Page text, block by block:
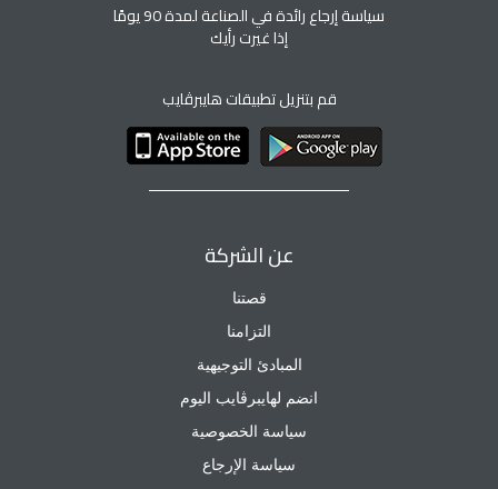
سياسة إرجاع رائدة في الصناعة لمدة 90 يومًا
إذا غيرت رأيك
قم بتنزيل تطبيقات هايبرڤايب
عن الشركة
قصتنا
التزامنا
المبادئ التوجيهية
انضم لهايبرڤايب اليوم
سياسة الخصوصية
سياسة الإرجاع